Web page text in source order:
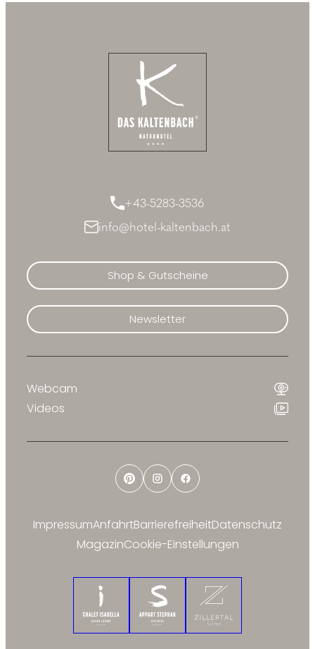
+43-5283-3536
info@hotel-kaltenbach.at
Shop & Gutscheine
Newsletter
PinterestInstagramFacebook
Webcam
Videos
ImpressumAnfahrtBarrierefreiheitDatenschutz
MagazinCookie-Einstellungen
Chalet IsabellaAppart StephanZillertal Suites